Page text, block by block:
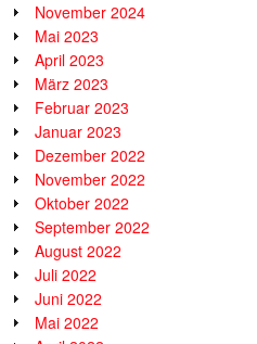
November 2024
Mai 2023
April 2023
März 2023
Februar 2023
Januar 2023
Dezember 2022
November 2022
Oktober 2022
September 2022
August 2022
Juli 2022
Juni 2022
Mai 2022